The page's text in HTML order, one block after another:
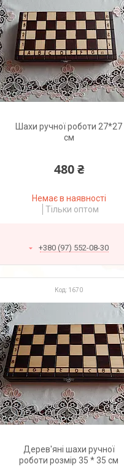
Шахи ручної роботи 27*27
см
480 ₴
Немає в наявності
Тільки оптом
+380 (97) 552-08-30
1670
Дерев'яні шахи ручної
роботи розмір 35 * 35 см